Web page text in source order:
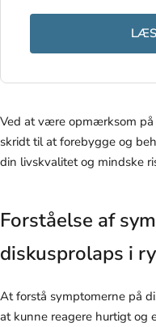
Ved at være opmærksom
skridt til at forebygge og
din livskvalitet og mindske
Forståelse af
diskusprolaps i
At forstå symptomerne på
at kunne reagere hurtigt og